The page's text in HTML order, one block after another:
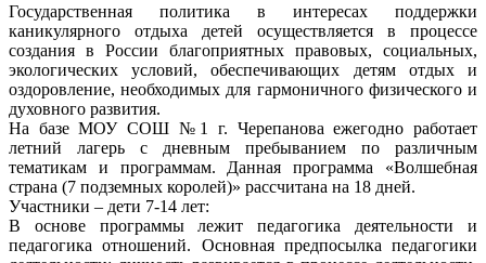
Государственная политика в интересах поддержки
каникулярного отдыха детей осуществляется в процессе
создания в России благоприятных правовых, социальных,
экологических условий, обеспечивающих детям отдых и
оздоровление, необходимых для гармоничного физического и
духовного развития.
На базе МОУ СОШ №1 г. Черепанова ежегодно работает
летний лагерь с дневным пребыванием по различным
тематикам и программам. Данная программа «Волшебная
страна (7 подземных королей)» рассчитана на 18 дней.
Участники – дети 7-14 лет:
В основе программы лежит педагогика деятельности и
педагогика отношений. Основная предпосылка педагогики